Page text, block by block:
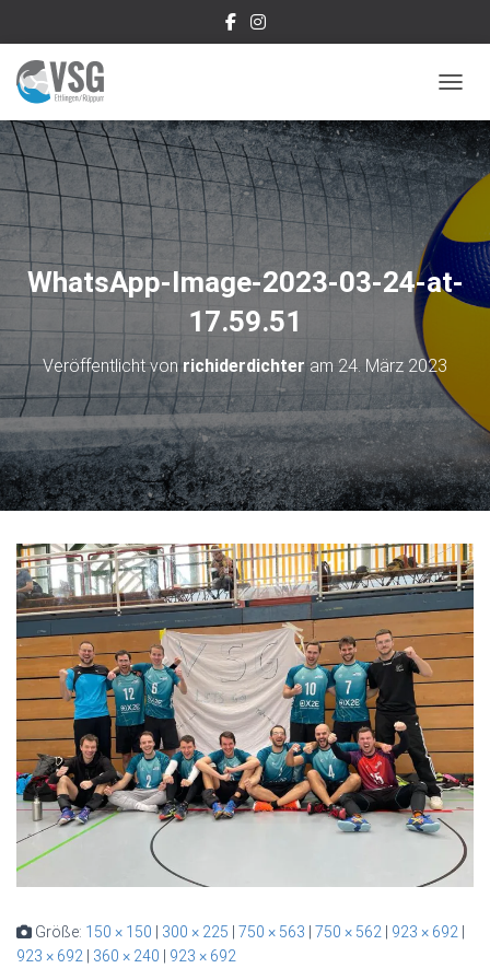
WhatsApp-Image-2023-03-24-at-
17.59.51
Veröffentlicht vonrichiderdichter am 24. März 2023
Größe: 150 × 150 | 300 × 225 | 750 × 563 | 750 × 562 | 923 × 692 |
923 × 692 | 360 × 240 | 923 × 692